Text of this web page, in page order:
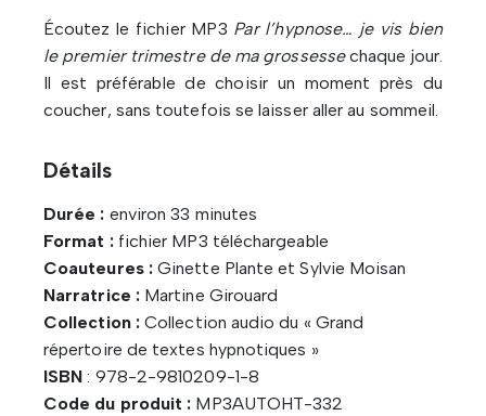
Écoutez le fichier MP3 Par l’hypnose… je vis bien
le premier trimestre de ma grossessechaque jour.
Il est préférable de choisir un moment près du
coucher, sans toutefois se laisser aller au sommeil.
Détails
Durée : environ 33 minutes
Format :fichier MP3 téléchargeable
Coauteures :Ginette Plante et Sylvie Moisan
Narratrice :Martine Girouard
Collection :Collection audio du « Grand
répertoire de textes hypnotiques »
ISBN : 978-2-9810209-1-8
Code du produit : MP3AUTOHT-332